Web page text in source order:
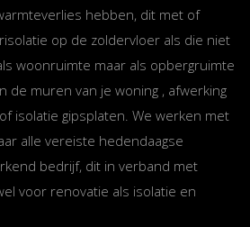
hebben, dit met of
op de zoldervloer als die niet
woonruimte maar als opbergruimte
de muren van je woning , afwerking
isolatie gipsplaten. We werken met
alle vereiste hedendaagse
bedrijf, dit in verband met
voor renovatie als isolatie en